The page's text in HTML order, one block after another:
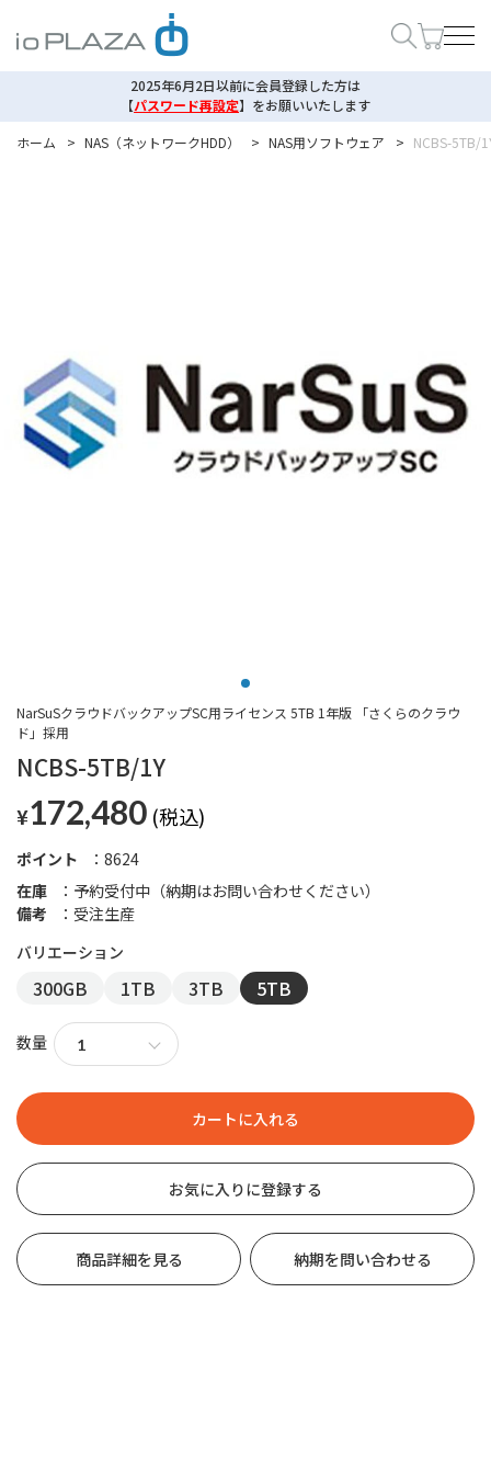
2025年6月2日以前に会員登録した方は
【パスワード再設定】 をお願いいたします
ホーム
> NAS（ネットワークHDD） > NAS用ソフトウェア > NCBS-5TB/
NCBS-5TB/1Y
NarSuSクラウドバックアップSC用ライセンス 5TB 1年版 「さくらのクラウ
ド」採用
¥172,480
ポイント
8624
在庫
予約受付中（納期はお問い合わせください）
備考
受注生産
300GB 1TB 3TB 5TB
数量
お気に入りに登録する
商品詳細を見る 納期を問い合わせる